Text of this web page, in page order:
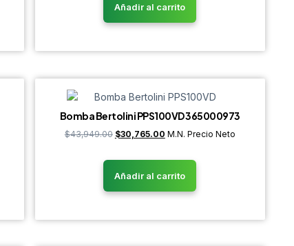
Añadir al carrito
Bomba Bertolini PPS100VD 365000973
$43,949.00 $30,765.00 M.N. Precio Neto
Añadir al carrito